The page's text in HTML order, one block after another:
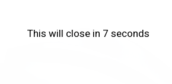
This will close in 6 seconds